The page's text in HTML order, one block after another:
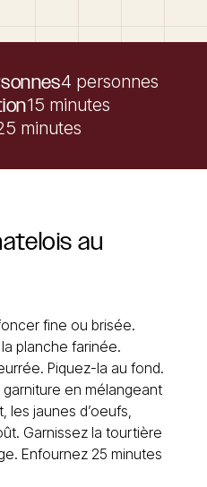
4 personnes
15 minutes
minutes
au
fine ou brisée.
planche farinée.
Piquez-la au fond.
en mélangeant
les jaunes d’oeufs,
Garnissez la tourtière
Enfournez 25 minutes